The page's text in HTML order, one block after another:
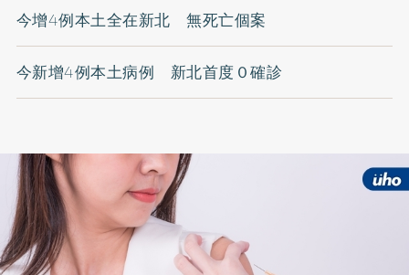
今增4例本土全在新北 無死亡個案
今新增4例本土病例 新北首度０確診